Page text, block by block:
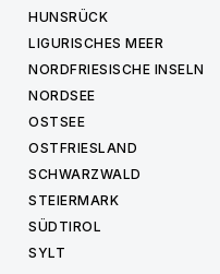
HUNSRÜCK
LIGURISCHES MEER
NORDFRIESISCHE INSELN
NORDSEE
OSTSEE
OSTFRIESLAND
SCHWARZWALD
STEIERMARK
SÜDTIROL
SYLT